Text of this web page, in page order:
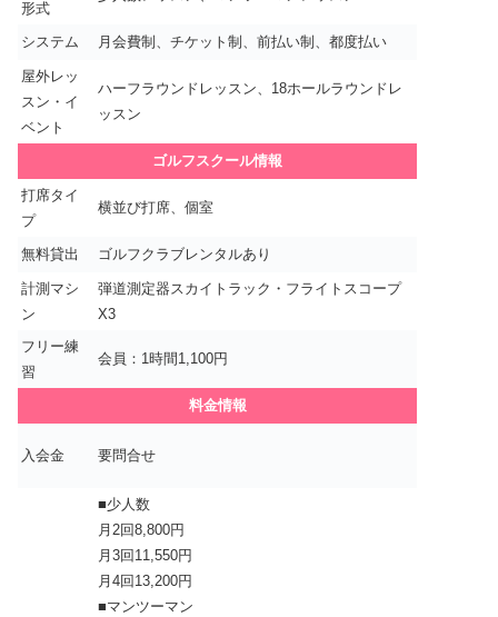
形式
システム 月会費制、チケット制、前払い制、都度払い
屋外レッ
スン・イ
ベント
ハーフラウンドレッスン、18ホールラウンドレ
ッスン
ゴルフスクール情報
打席タイ
プ
横並び打席、個室
無料貸出 ゴルフクラブレンタルあり
計測マシ
ン
弾道測定器スカイトラック・フライトスコープ
X3
フリー練
習
会員：1時間1,100円
料金情報
入会金 要問合せ
■少人数
月2回8,800円
月3回11,550円
月4回13,200円
■マンツーマン